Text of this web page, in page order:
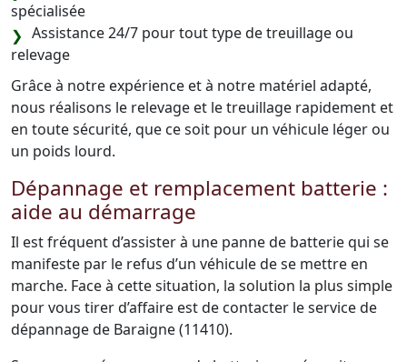
spécialisée
Assistance 24/7 pour tout type de treuillage ou
relevage
Grâce à notre expérience et à notre matériel adapté,
nous réalisons le relevage et le treuillage rapidement et
en toute sécurité, que ce soit pour un véhicule léger ou
un poids lourd.
Dépannage et remplacement batterie :
aide au démarrage
Il est fréquent d’assister à une panne de batterie qui se
manifeste par le refus d’un véhicule de se mettre en
marche. Face à cette situation, la solution la plus simple
pour vous tirer d’affaire est de contacter le service de
dépannage de Baraigne (11410).